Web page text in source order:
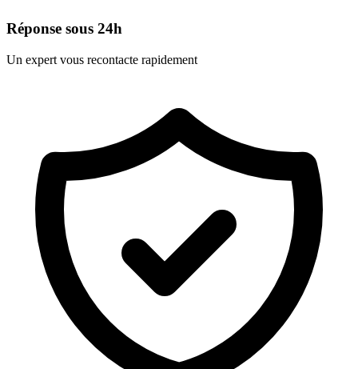
Réponse sous 24h
Un expert vous recontacte rapidement